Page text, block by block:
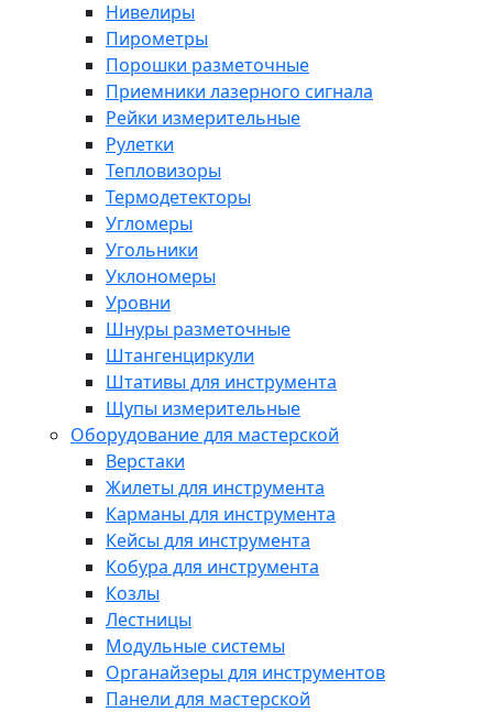
Нивелиры
Пирометры
Порошки разметочные
Приемники лазерного сигнала
Рейки измерительные
Рулетки
Тепловизоры
Термодетекторы
Угломеры
Угольники
Уклономеры
Уровни
Шнуры разметочные
Штангенциркули
Штативы для инструмента
Щупы измерительные
Оборудование для мастерской
Верстаки
Жилеты для инструмента
Карманы для инструмента
Кейсы для инструмента
Кобура для инструмента
Козлы
Лестницы
Модульные системы
Органайзеры для инструментов
Панели для мастерской